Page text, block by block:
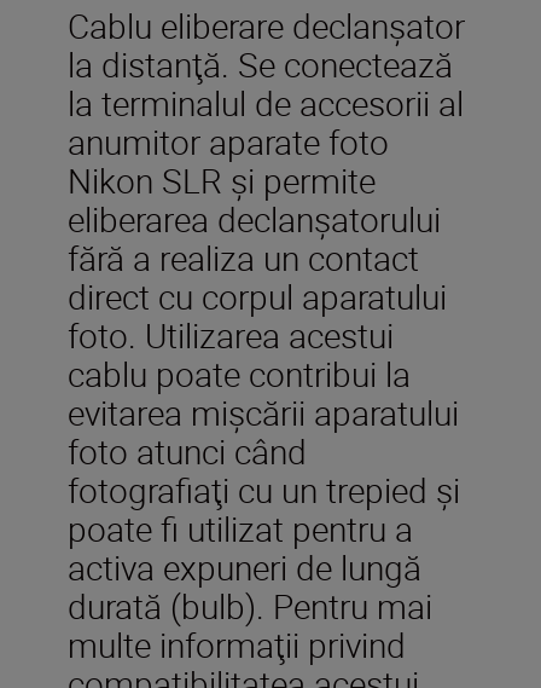
Cablu eliberare declanşator
la distanţă. Se conectează
la terminalul de accesorii al
anumitor aparate foto
Nikon SLR şi permite
eliberarea declanşatorului
fără a realiza un contact
direct cu corpul aparatului
foto. Utilizarea acestui
cablu poate contribui la
evitarea mişcării aparatului
foto atunci când
fotografiaţi cu un trepied şi
poate fi utilizat pentru a
activa expuneri de lungă
durată (bulb). Pentru mai
multe informaţii privind